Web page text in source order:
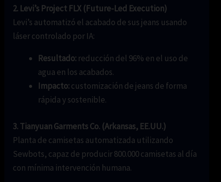
2. Levi’s Project FLX (Future-Led Execution)
Levi’s automatizó el acabado de sus jeans usando
láser controlado por IA:
Resultado: reducción del 96% en el uso de
agua en los acabados.
Impacto:customización de jeans de forma
rápida y sostenible.
3. Tianyuan Garments Co. (Arkansas, EE.UU.)
Planta de camisetas automatizada utilizando
Sewbots, capaz de producir 800.000 camisetas al día
con mínima intervención humana.